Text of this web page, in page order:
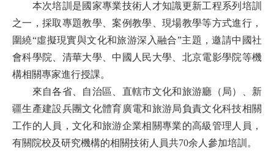
本次培訓是國家專業技術人才知識更新工程系列培訓
之一，採取專題教學、案例教學、現場教學等方式進行，
圍繞“虛擬現實與文化和旅游深入融合”主題，邀請中國社
會科學院、清華大學、中國人民大學、北京電影學院等機
構相關專家進行授課。
來自各省、自治區、直轄市文化和旅游廳（局）、新
疆生產建設兵團文化體育廣電和旅游局負責文化科技相關
工作的人員，文化和旅游企業相關專業的高級管理人員，
有關院校及研究機構的相關技術人員共70余人參加培訓。